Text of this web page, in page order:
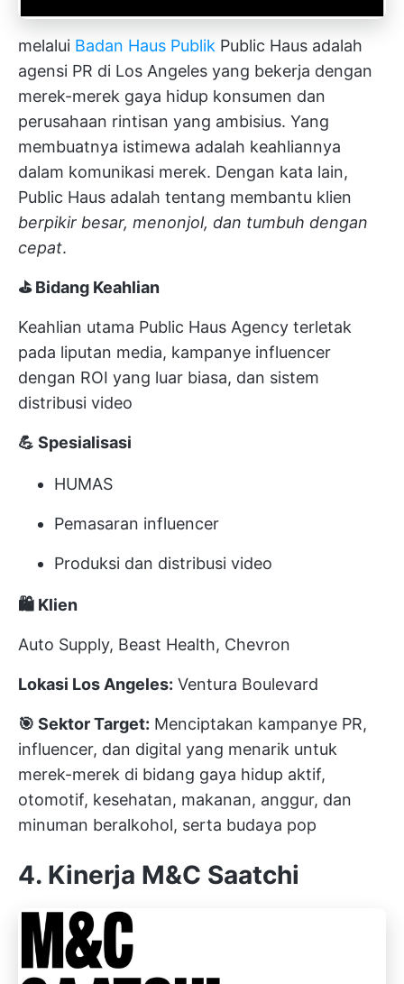
melalui Badan Haus Publik Public Haus adalah
agensi PR di Los Angeles yang bekerja dengan
merek-merek gaya hidup konsumen dan
perusahaan rintisan yang ambisius. Yang
membuatnya istimewa adalah keahliannya
dalam komunikasi merek. Dengan kata lain,
Public Haus adalah tentang membantu klien
berpikir besar, menonjol, dan tumbuh dengan
cepat.
⛳ Bidang Keahlian
Keahlian utama Public Haus Agency terletak
pada liputan media, kampanye influencer
dengan ROI yang luar biasa, dan sistem
distribusi video
💪 Spesialisasi
HUMAS
Pemasaran influencer
Produksi dan distribusi video
🛍️ Klien
Auto Supply, Beast Health, Chevron
Lokasi Los Angeles: Ventura Boulevard
🎯 Sektor Target: Menciptakan kampanye PR,
influencer, dan digital yang menarik untuk
merek-merek di bidang gaya hidup aktif,
otomotif, kesehatan, makanan, anggur, dan
minuman beralkohol, serta budaya pop
4. Kinerja M&C Saatchi